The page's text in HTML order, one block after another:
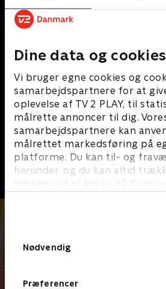
Dine data og cookies
Vi bruger egne cookies og
samarbejdspartnere for at
oplevelse af TV 2 PLAY, til
målrette annoncer til dig.
samarbejdspartnere kan
målrettet markedsføring på
platforme. Du kan til- og
herunder, og du kan altid
tilbage ved at klikke på
Nødvendig
Præferencer
Andre så også
Magnus & Myggen
Børneserier • 1 sæsoner